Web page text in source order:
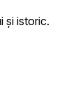
și istoric.